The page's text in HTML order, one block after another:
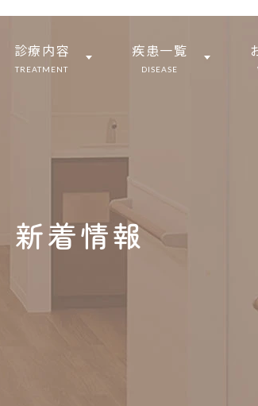
診療内容
TREATMENT
疾患一覧
DISEASE
新着情報